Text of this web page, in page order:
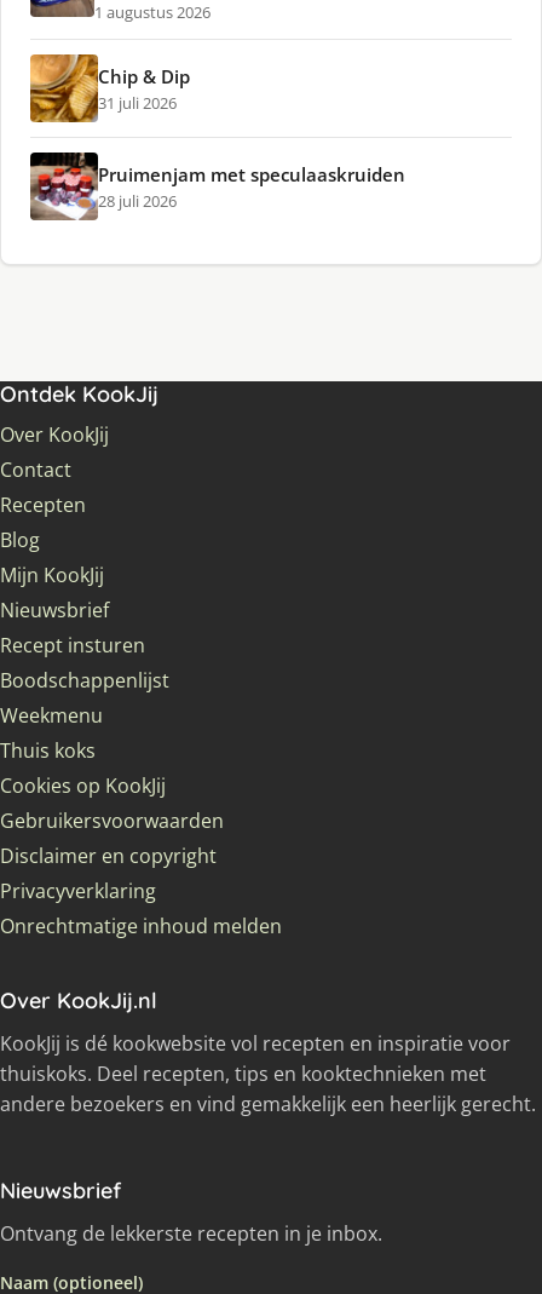
1 augustus 2026
Chip & Dip
31 juli 2026
Pruimenjam met speculaaskruiden
28 juli 2026
Ontdek KookJij
Over KookJij
Contact
Recepten
Blog
Mijn KookJij
Nieuwsbrief
Recept insturen
Boodschappenlijst
Weekmenu
Thuis koks
Cookies op KookJij
Gebruikersvoorwaarden
Disclaimer en copyright
Privacyverklaring
Onrechtmatige inhoud melden
Over KookJij.nl
KookJij is dé kookwebsite vol recepten en inspiratie voor
thuiskoks. Deel recepten, tips en kooktechnieken met
andere bezoekers en vind gemakkelijk een heerlijk gerecht.
Nieuwsbrief
Ontvang de lekkerste recepten in je inbox.
Naam (optioneel)